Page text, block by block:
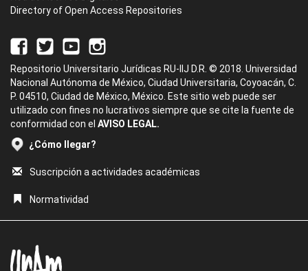
Directory of Open Access Repositories
Repositorio Universitario Jurídicas RU-IIJ D.R. © 2018. Universidad
Nacional Autónoma de México, Ciudad Universitaria, Coyoacán, C.
P. 04510, Ciudad de México, México. Este sitio web puede ser
utilizado con fines no lucrativos siempre que se cite la fuente de
conformidad con el AVISO LEGAL.
¿Cómo llegar?
Suscripción a actividades académicas
Normatividad